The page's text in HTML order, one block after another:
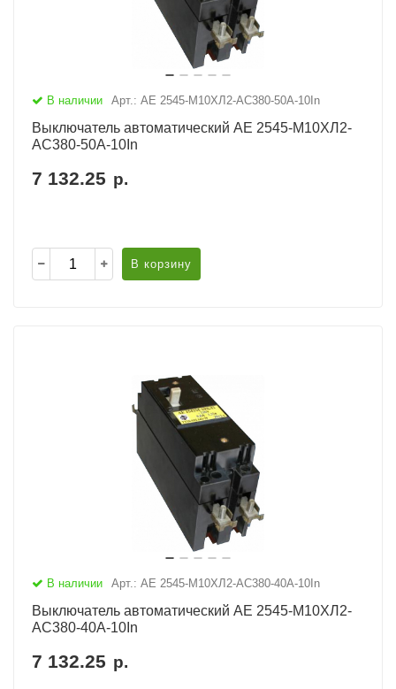
В наличии Арт.: АЕ 2545-М10ХЛ2-AC380-50А-10In
Выключатель автоматический АЕ 2545-М10ХЛ2-
AC380-50А-10In
7 132.25 р.
В корзину
В наличии Арт.: АЕ 2545-М10ХЛ2-AC380-40А-10In
Выключатель автоматический АЕ 2545-М10ХЛ2-
AC380-40А-10In
7 132.25 р.